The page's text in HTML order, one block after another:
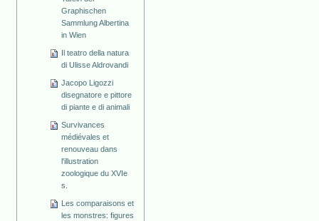
Graphischen
Sammlung Albertina
in Wien
Il teatro della natura
di Ulisse Aldrovandi
Jacopo Ligozzi
disegnatore e pittore
di piante e di animali
Survivances
médiévales et
renouveau dans
l'illustration
zoologique du XVIe
s.
Les comparaisons et
les monstres: figures